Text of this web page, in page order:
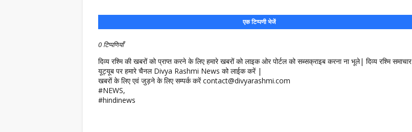
एक टिप्पणी भेजें
0 टिप्पणियाँ
दिव्य रश्मि की खबरों को प्राप्त करने के लिए हमारे खबरों को लाइक ओर पोर्टल को सब्सक्राइब करना ना भूले| दिव्य रश्मि समाचार
यूट्यूब पर हमारे चैनल Divya Rashmi News को लाईक करें |
खबरों के लिए एवं जुड़ने के लिए सम्पर्क करें contact@divyarashmi.com
#NEWS,
#hindinews